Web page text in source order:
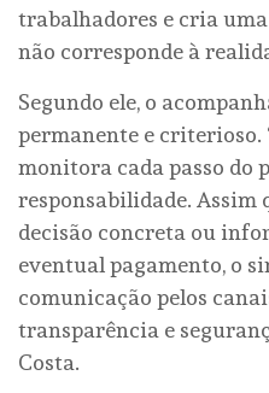
trabalhadores e cria
não corresponde à
Segundo ele, o
permanente e criterioso.
monitora cada passo do
responsabilidade. Assim
decisão concreta ou
eventual pagamento, o
comunicação pelos
transparência e
Costa.